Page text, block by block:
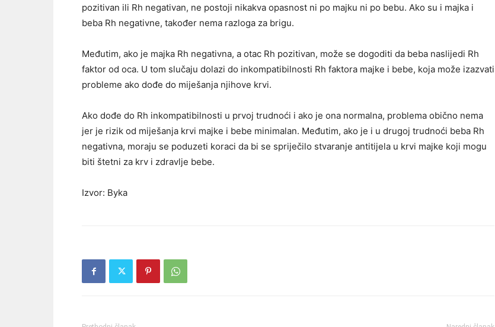
pozitivan ili Rh negativan, ne postoji nikakva opasnost ni po majku ni po bebu. Ako su i majka i
beba Rh negativne, također nema razloga za brigu.
Međutim, ako je majka Rh negativna, a otac Rh pozitivan, može se dogoditi da beba naslijedi Rh
faktor od oca. U tom slučaju dolazi do inkompatibilnosti Rh faktora majke i bebe, koja može izazvati
probleme ako dođe do miješanja njihove krvi.
Ako dođe do Rh inkompatibilnosti u prvoj trudnoći i ako je ona normalna, problema obično nema
jer je rizik od miješanja krvi majke i bebe minimalan. Međutim, ako je i u drugoj trudnoći beba Rh
negativna, moraju se poduzeti koraci da bi se spriječilo stvaranje antitijela u krvi majke koji mogu
biti štetni za krv i zdravlje bebe.
Izvor: Byka